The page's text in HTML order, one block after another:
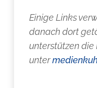
Einige Links
danach dort
unterstützen die
unter